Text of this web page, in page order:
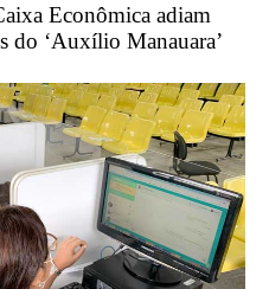
Econômica adiam
do ‘Auxílio Manauara’